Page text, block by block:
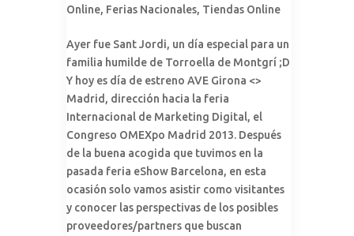
Online, Ferias Nacionales, Tiendas Online
Ayer fue Sant Jordi, un día especial para un
familia humilde de Torroella de Montgrí ;D
Y hoy es día de estreno AVE Girona <>
Madrid, dirección hacia la feria
Internacional de Marketing Digital, el
Congreso OMEXpo Madrid 2013. Después
de la buena acogida que tuvimos en la
pasada feria eShow Barcelona, en esta
ocasión solo vamos asistir como visitantes
y conocer las perspectivas de los posibles
proveedores/partners que buscan